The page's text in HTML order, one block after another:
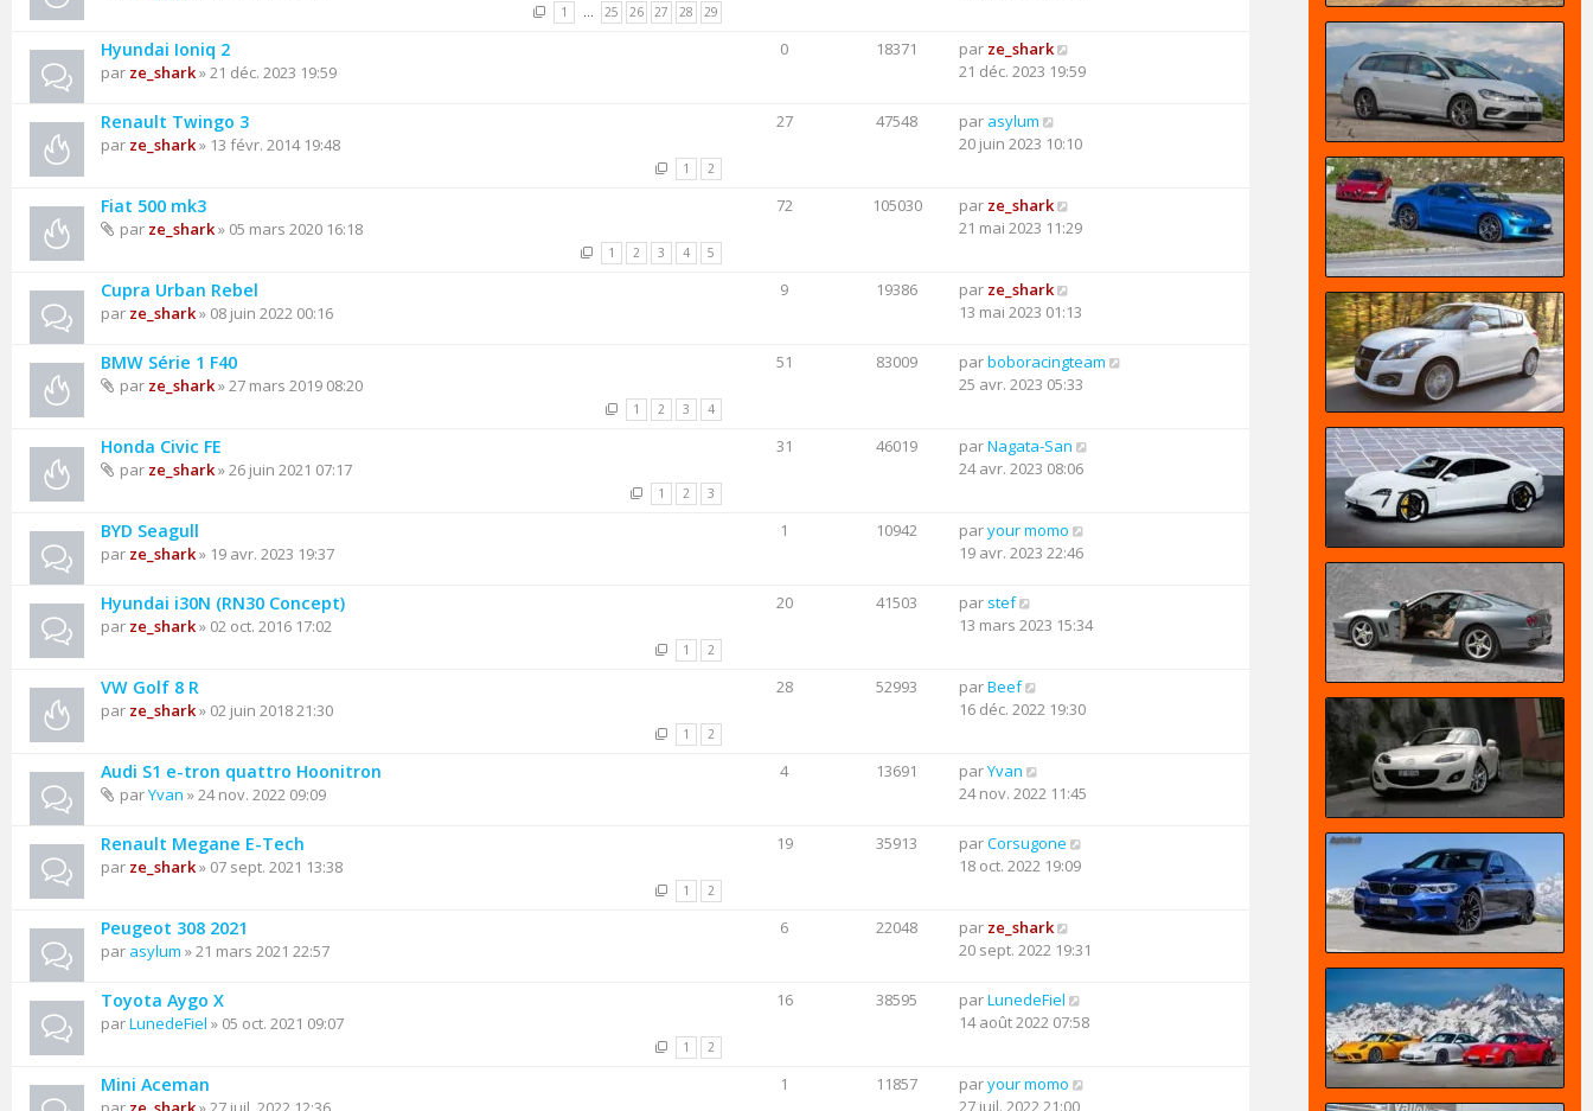
1 … 25 26 27 28 29
Hyundai Ioniq 2
par ze_shark» 21 déc. 2023 19:59
0 18371 par ze_shark
21 déc. 2023 19:59
Renault Twingo 3
par ze_shark» 13 févr. 2014 19:48
1 2
27 47548 par asylum
20 juin 2023 10:10
Fiat 500 mk3
par ze_shark» 05 mars 2020 16:18
1 2 3 4 5
72 105030 par ze_shark
21 mai 2023 11:29
Cupra Urban Rebel
par ze_shark» 08 juin 2022 00:16
9 19386 par ze_shark
13 mai 2023 01:13
BMW Série 1 F40
par ze_shark» 27 mars 2019 08:20
1 2 3 4
51 83009 parboboracingteam
25 avr. 2023 05:33
Honda Civic FE
par ze_shark» 26 juin 2021 07:17
1 2 3
31 46019 parNagata-San
24 avr. 2023 08:06
BYD Seagull
par ze_shark» 19 avr. 2023 19:37
1 10942 paryour momo
19 avr. 2023 22:46
Hyundai i30N (RN30 Concept)
par ze_shark» 02 oct. 2016 17:02
1 2
20 41503 par stef
13 mars 2023 15:34
VW Golf 8 R
par ze_shark» 02 juin 2018 21:30
1 2
28 52993 parBeef
16 déc. 2022 19:30
Audi S1 e-tron quattro Hoonitron
parYvan » 24 nov. 2022 09:09
4 13691 parYvan
24 nov. 2022 11:45
Renault Megane E-Tech
par ze_shark» 07 sept. 2021 13:38
1 2
19 35913 parCorsugone
18 oct. 2022 19:09
Peugeot 308 2021
par asylum » 21 mars 2021 22:57
6 22048 par ze_shark
20 sept. 2022 19:31
Toyota Aygo X
parLunedeFiel » 05 oct. 2021 09:07
1 2
16 38595 parLunedeFiel
14 août 2022 07:58
Mini Aceman 1 11857 paryour momo
27 juil. 2022 21:00